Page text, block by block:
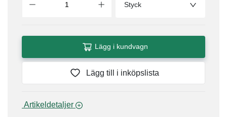
Styck
Lägg i kundvagn
Lägg till i inköpslista